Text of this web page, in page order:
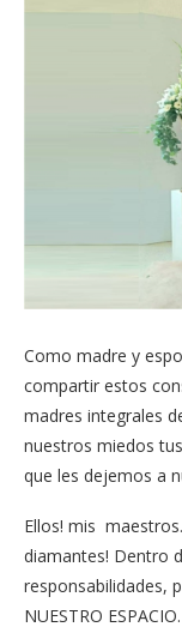
Como madre y
compartir estos
madres integrales
nuestros miedos
que les dejemos a
Ellos! mis
diamantes! Dentro
responsabilidades,
NUESTRO